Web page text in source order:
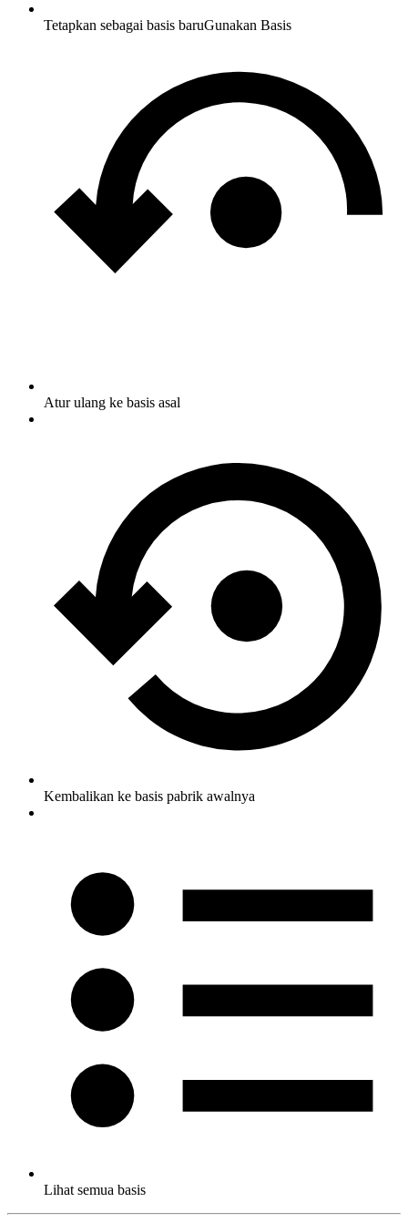
Tetapkan sebagai basis baruGunakan Basis
Atur ulang ke basis asal
Kembalikan ke basis pabrik awalnya
Lihat semua basis